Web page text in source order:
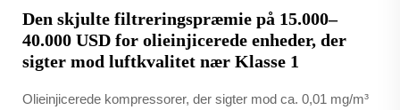
Den skjulte filtreringspræmie på 15.000–
40.000 USD for olieinjicerede enheder, der
sigter mod luftkvalitet nær Klasse 1
Olieinjicerede kompressorer, der sigter mod ca. 0,01 mg/m³